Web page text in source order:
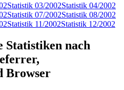
Statistik 03/2002Statistik 04/2002
Statistik 07/2002Statistik 08/2002
Statistik 11/2002Statistik 12/2002
Statistiken nach
Browser